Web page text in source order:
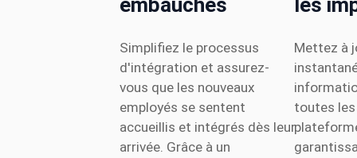
embauchés
Simplifiez le processus
d'intégration et assurez-
vous que les nouveaux
employés se sentent
accueillis et intégrés dès leur
arrivée. Grâce à un
les
Mettez à
toutes les